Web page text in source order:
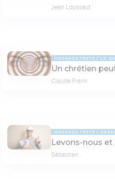
Jean Loussaut
MESSAGE TEXTE LA
Un chrétien
Claude Frank
MESSAGE TEXTE
Levons-nous et
Sébastien .